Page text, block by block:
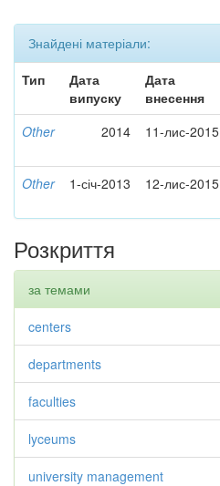
Знайдені матеріали:
Тип
Дата
випуску
Дата
внесення
Other 2014 11-лис-2015
Other 1-січ-2013 12-лис-2015
Розкриття
за темами
centers
departments
faculties
lyceums
university management